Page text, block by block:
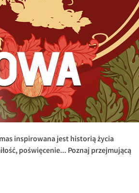
inspirowana jest historią życia
poświęcenie… Poznaj przejmującą